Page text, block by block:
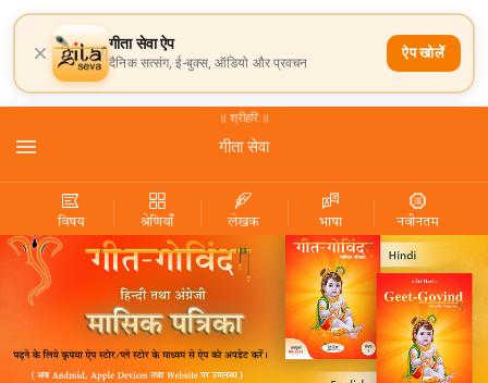
गीता सेवा ऐप
दैनिक सत्संग, ई-बुक्स, ऑडियो और प्रवचन
ऐप खोलें
॥ श्रीहरि:॥
गीता सेवा
विषय श्रेणियाँ लेखक भाषा नवीनतम